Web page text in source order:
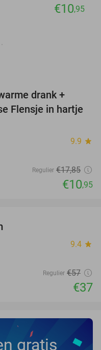
€10,95
drank +
Flensje in hartje
9.9 star
Regulier €17,85
€10,95
9.4 star
Regulier €57
€37
gratis